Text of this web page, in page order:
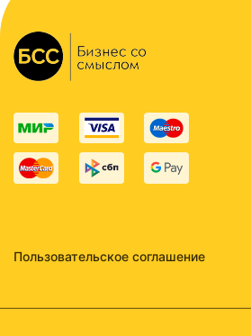
Пользовательское соглашение